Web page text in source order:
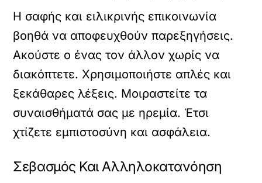
Η σαφής και ειλικρινής επικοινωνία
βοηθά να αποφευχθούν παρεξηγήσεις.
Ακούστε ο ένας τον άλλον χωρίς να
διακόπτετε. Χρησιμοποιήστε απλές και
ξεκάθαρες λέξεις. Μοιραστείτε τα
συναισθήματά σας με ηρεμία. Έτσι
χτίζετε εμπιστοσύνη και ασφάλεια.
Σεβασμός Και Αλληλοκατανόηση